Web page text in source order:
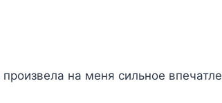
на меня сильное